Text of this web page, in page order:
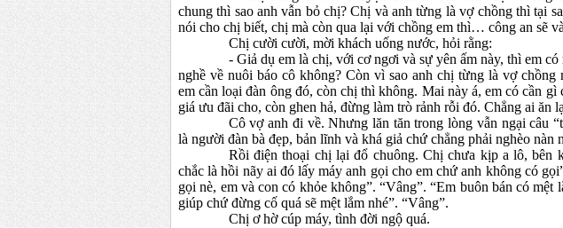
chung thì sao anh vẫn bỏ chị? Chị và anh từng là vợ chồng thì tại
nói cho chị biết, chị mà còn qua lại với chồng em thì… công an sẽ
Chị cười cười, mời khách uống nước, hỏi rằng:
- Giả dụ em là chị, với cơ ngơi và sự yên ấm này, thì em
nghề về nuôi báo cô không? Còn vì sao anh chị từng là vợ chồng
em cần loại đàn ông đó, còn chị thì không. Mai này á, em có cần
giá ưu đãi cho, còn ghen hả, đừng làm trò rảnh rỗi đó. Chẳng ai ăn
Cô vợ anh đi về. Nhưng lăn tăn trong lòng vẫn ngại câu
là người đàn bà đẹp, bản lĩnh và khá giả chứ chẳng phải nghèo nàn
Rồi điện thoại chị lại đổ chuông. Chị chưa kịp a lô, bên
chắc là hồi nãy ai đó lấy máy anh gọi cho em chứ anh không có
gọi nè, em và con có khỏe không”. “Vâng”. “Em buôn bán có
giúp chứ đừng cố quá sẽ mệt lắm nhé”. “Vâng”.
Chị ơ hờ cúp máy, tình đời ngộ quá.